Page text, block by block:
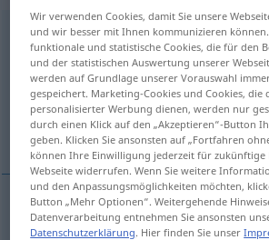
Segeln
Übersicht aller Übersetzungen
(Für mehr Details die Übersetzung
segel
segeln Segel
Wir verwenden Cookies, damit Sie unsere
und wir besser mit Ihnen kommunizieren
funktionale und statistische Cookies, die für den
und der statistischen Auswertung unserer
werden auf Grundlage unserer Vorauswahl
gespeichert. Marketing-Cookies und Cookies, die
personalisierter Werbung dienen, werden nur
durch einen Klick auf den „Akzeptieren“-Button
geben. Klicken Sie ansonsten auf „Fortfahren
können Ihre Einwilligung jederzeit für zukünftige
Webseite widerrufen. Wenn Sie weitere
und den Anpassungsmöglichkeiten möchten,
Button „Mehr Optionen“. Weitergehende
Datenverarbeitung entnehmen Sie ansonsten
Datenschutzerklärung. Hier finden Sie unser